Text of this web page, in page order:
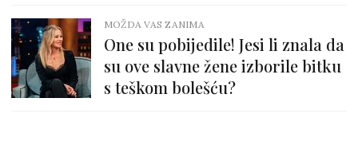
MOŽDA VAS ZANIMA
One su pobijedile! Jesi li znala da
su ove slavne žene izborile bitku
s teškom bolešću?